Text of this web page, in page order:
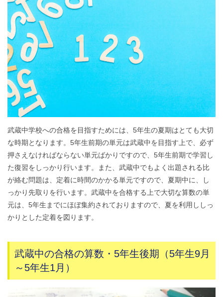
武蔵中学校への合格を目指すためには、5年生の夏期はとても大切
な時期となります。5年生前期の単元は武蔵中を目指す上で、必ず
押さえなければならない単元ばかりですので、5年生前期で学習し
た復習をしっかり行います。また、武蔵中でもよく出題される比
が絡む問題は、定着に時間のかかる単元ですので、夏期中に、し
っかり先取りを行います。武蔵中を合格する上で大切な算数の単
元は、5年生までにほぼ集約されておりますので、夏を利用ししっ
かりとした定着を図ります。
武蔵中の合格の算数・5年生後期（5年生9月
～5年生1月）